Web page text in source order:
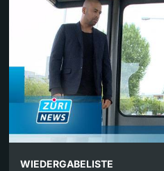
WIEDERGABELISTE